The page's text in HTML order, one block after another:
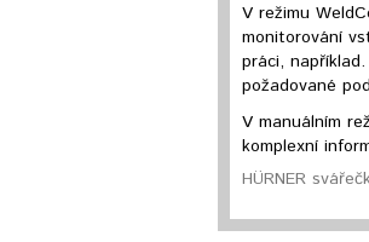
V režimu
monitorování
práci,
požadované
V manuálním
komplexní
HÜRNER